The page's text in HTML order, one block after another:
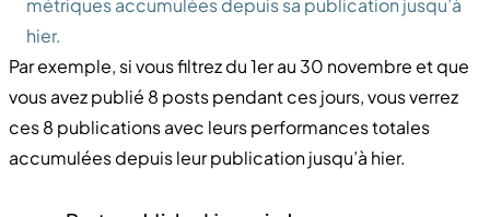
métriques accumulées depuis sa publication jusqu’à
hier.
Par exemple, si vous filtrez du 1er au 30 novembre et que
vous avez publié 8 posts pendant ces jours, vous verrez
ces 8 publications avec leurs performances totales
accumulées depuis leur publication jusqu’à hier.